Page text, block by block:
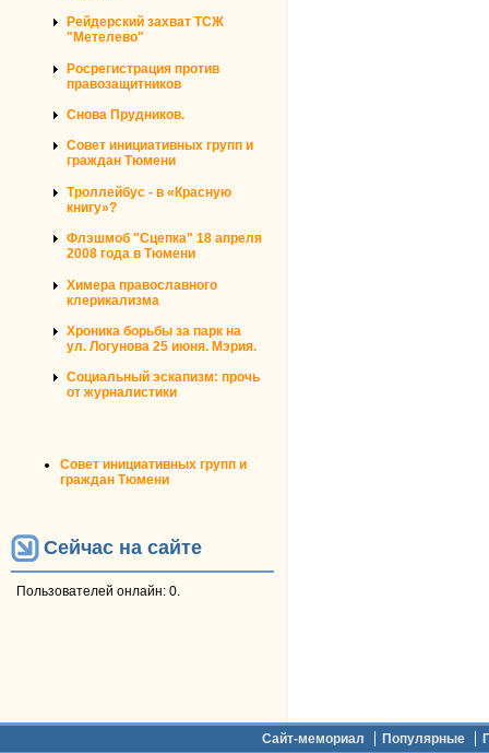
Рейдерский захват ТСЖ
"Метелево"
Росрегистрация против
правозащитников
Снова Прудников.
Совет инициативных групп и
граждан Тюмени
Троллейбус - в «Красную
книгу»?
Флэшмоб "Сцепка" 18 апреля
2008 года в Тюмени
Химера православного
клерикализма
Хроника борьбы за парк на
ул. Логунова 25 июня. Мэрия.
Социальный эскапизм: прочь
от журналистики
Совет инициативных групп и
граждан Тюмени
Сейчас на сайте
Пользователей онлайн: 0.
Сайт-мемориал Популярные